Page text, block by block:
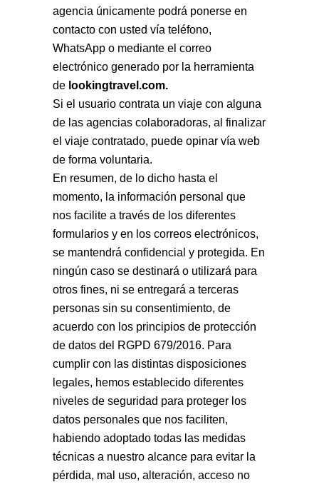
agencia únicamente podrá ponerse en
contacto con usted vía teléfono,
WhatsApp o mediante el correo
electrónico generado por la herramienta
de lookingtravel.com.
Si el usuario contrata un viaje con alguna
de las agencias colaboradoras, al finalizar
el viaje contratado, puede opinar vía web
de forma voluntaria.
En resumen, de lo dicho hasta el
momento, la información personal que
nos facilite a través de los diferentes
formularios y en los correos electrónicos,
se mantendrá confidencial y protegida. En
ningún caso se destinará o utilizará para
otros fines, ni se entregará a terceras
personas sin su consentimiento, de
acuerdo con los principios de protección
de datos del RGPD 679/2016. Para
cumplir con las distintas disposiciones
legales, hemos establecido diferentes
niveles de seguridad para proteger los
datos personales que nos faciliten,
habiendo adoptado todas las medidas
técnicas a nuestro alcance para evitar la
pérdida, mal uso, alteración, acceso no